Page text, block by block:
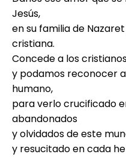
Jesús,
en su familia de
cristiana.
Concede a los
y podamos reconocer
humano,
para verlo crucificado
abandonados
y olvidados de este
y resucitado en cada